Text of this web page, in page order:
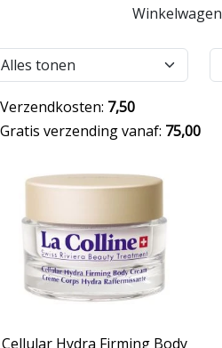
Winkelwagen
Verzendkosten: 7,50
Gratis verzending vanaf: 75,00
Cellular Hydra Firming Body